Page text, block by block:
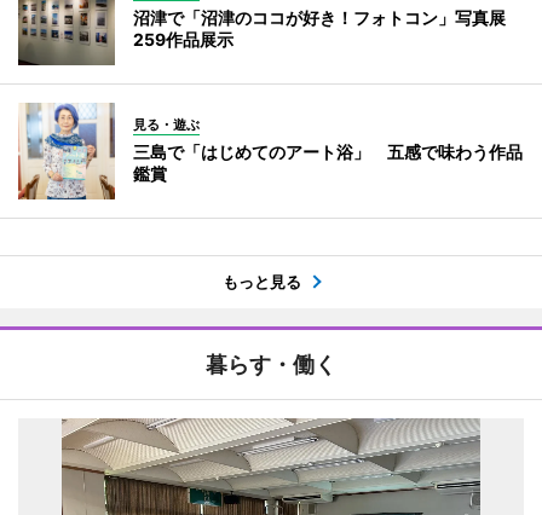
沼津で「沼津のココが好き！フォトコン」写真展
259作品展示
見る・遊ぶ
三島で「はじめてのアート浴」 五感で味わう作品
鑑賞
もっと見る
暮らす・働く